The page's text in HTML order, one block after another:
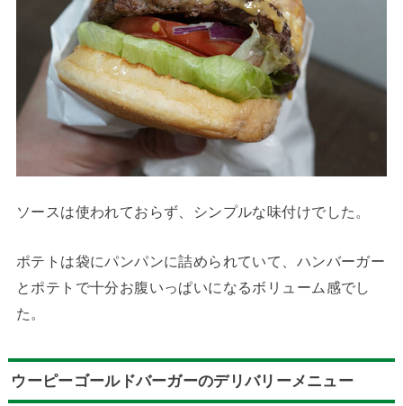
ソースは使われておらず、シンプルな味付けでした。
ポテトは袋にパンパンに詰められていて、ハンバーガー
とポテトで十分お腹いっぱいになるボリューム感でし
た。
ウーピーゴールドバーガーのデリバリーメニュー